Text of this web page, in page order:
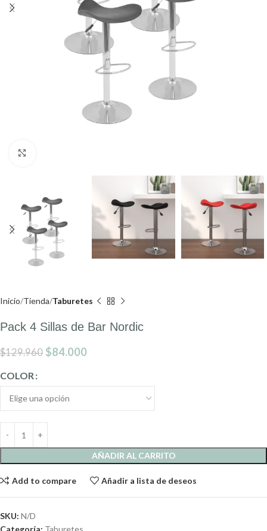
Inicio Tienda Taburetes
Pack 4 Sillas de Bar Nordic
$129.960 $84.000
COLOR
AÑADIR AL CARRITO
Add to compare Añadir a lista de deseos
SKU: N/D